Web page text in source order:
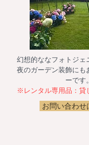
幻想的ななフォトジェ
夜のガーデン装飾にも
ーです。
※レンタル専用品：貸
お問い合わせ